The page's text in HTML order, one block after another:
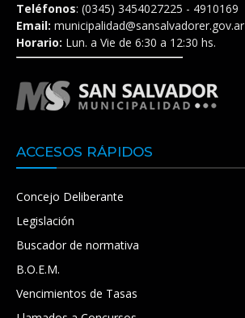
Teléfonos: (0345) 3454027225 - 4910169
Email: municipalidad@sansalvadorer.gov.ar
Horario: Lun. a Vie de 6:30 a 12:30 hs.
ACCESOS RÁPIDOS
Concejo Deliberante
Legislación
Buscador de normativa
B.O.E.M.
Vencimientos de Tasas